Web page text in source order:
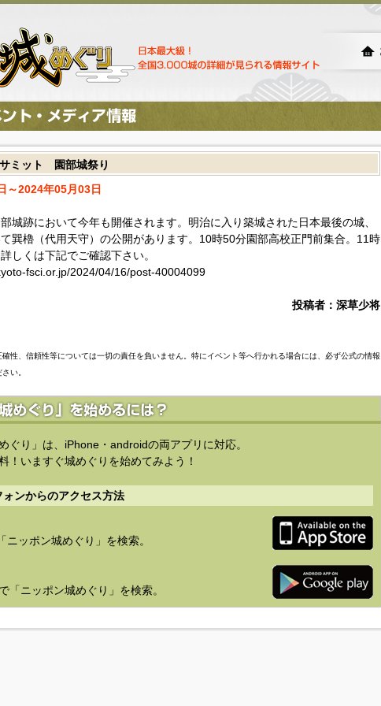
ミット 園部城祭り
～2024年05月03日
城跡において今年も開催されます。明治に入り築城された日本最後の城、
巽櫓（代用天守）の公開があります。10時50分園部高校正門前集合。11時
しくは下記でご確認下さい。
fsci.or.jp/2024/04/16/post-40004099
投稿者：深草少将
性、信頼性等については一切の責任を負いません。特にイベント等へ行かれる場合には、必ず公式の情報
い。
ぐり」は、iPhone・androidの両アプリに対応。
！いますぐ城めぐりを始めてみよう！
ォンからのアクセス方法
ニッポン城めぐり」を検索。
「ニッポン城めぐり」を検索。